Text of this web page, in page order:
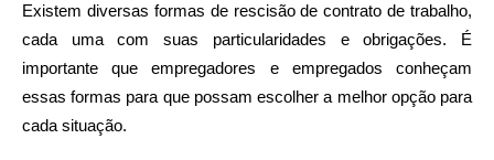
Existem diversas formas de rescisão de contrato de trabalho,
cada uma com suas particularidades e obrigações. É
importante que empregadores e empregados conheçam
essas formas para que possam escolher a melhor opção para
cada situação.